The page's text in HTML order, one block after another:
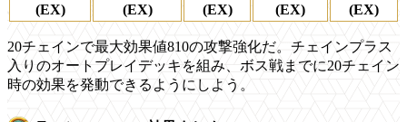
(EX)
(EX)
(EX)
(EX)
(EX)
20チェインで最大効果値810の攻撃強化だ。チェインプラス
入りのオートプレイデッキを組み、ボス戦までに20チェイン
時の効果を発動できるようにしよう。